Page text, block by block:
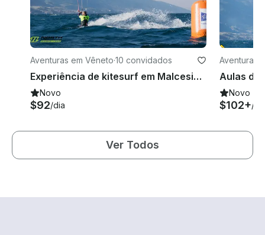
Aventuras em Vêneto·10 convidados
Experiência de kitesurf em Malcesine, Veneto
Novo
$92/dia
Aventuras
Aulas de
Novo
$102+/
Ver Todos